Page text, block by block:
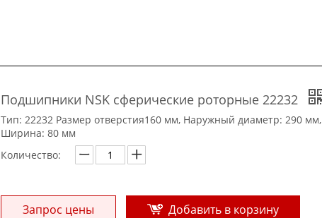
Подшипники NSK сферические роторные 22232
Тип: 22232 Размер отверстия160 мм, Наружный диаметр: 290 мм,
Ширина: 80 мм
Количество:
Запрос цены Добавить в корзину